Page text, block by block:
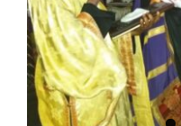
ΣΥΝΔΕΣΕΙΣ